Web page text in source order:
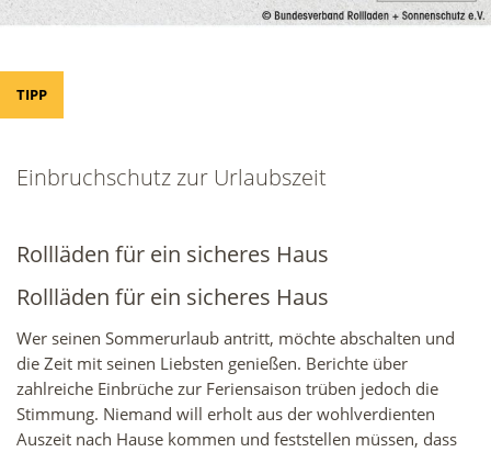
TIPP
Einbruchschutz zur Urlaubszeit
Rollläden für ein sicheres Haus
Rollläden für ein sicheres Haus
Wer seinen Sommerurlaub antritt, möchte abschalten und
die Zeit mit seinen Liebsten genießen. Berichte über
zahlreiche Einbrüche zur Feriensaison trüben jedoch die
Stimmung. Niemand will erholt aus der wohlverdienten
Auszeit nach Hause kommen und feststellen müssen, dass